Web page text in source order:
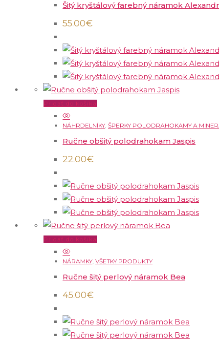
Šitý kryštálový farebný náramok
55.00€
Pridať do košíka
NÁHRDELNÍKY ŠPERKY POLODRAHOKAMY A
Ručne obšitý polodrahokam Jaspis
22.00€
Pridať do košíka
NÁRAMKY VŠETKY PRODUKTY
Ručne šitý perlový náramok Bea
45.00€